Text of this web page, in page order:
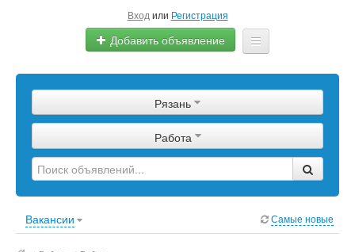
Вход или Регистрация
Добавить объявление
Сырье
Изделия
Оборудование
Рязань
Работа
Вакансии Самые новые